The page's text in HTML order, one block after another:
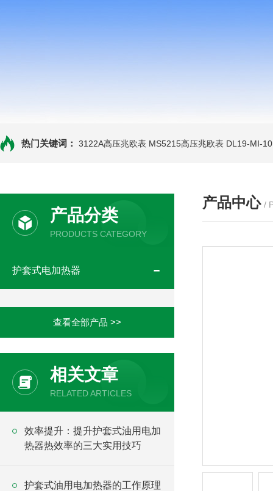
热门关键词： 3122A高压兆欧表 MS5215高压兆欧表 DL19-MI-
产品分类
PRODUCTS CATEGORY
护套式电加热器
查看全部产品 >>
相关文章
RELATED ARTICLES
效率提升：提升护套式油用电加
热器热效率的三大实用技巧
护套式油用电加热器的工作原理
产品中心 /